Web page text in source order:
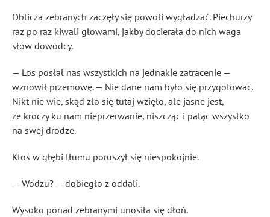
Oblicza zebranych zaczęły się powoli wygładzać. Piechurzy
raz po raz kiwali głowami, jakby docierała do nich waga
słów dowódcy.
— Los posłał nas wszystkich na jednakie zatracenie —
wznowił przemowę. — Nie dane nam było się przygotować.
Nikt nie wie, skąd zło się tutaj wzięło, ale jasne jest,
że kroczy ku nam nieprzerwanie, niszcząc i paląc wszystko
na swej drodze.
Ktoś w głębi tłumu poruszył się niespokojnie.
— Wodzu? — dobiegło z oddali.
Wysoko ponad zebranymi unosiła się dłoń.